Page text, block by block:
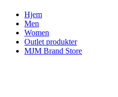
Hjem
Men
Women
Outlet produkter
MJM Brand Store